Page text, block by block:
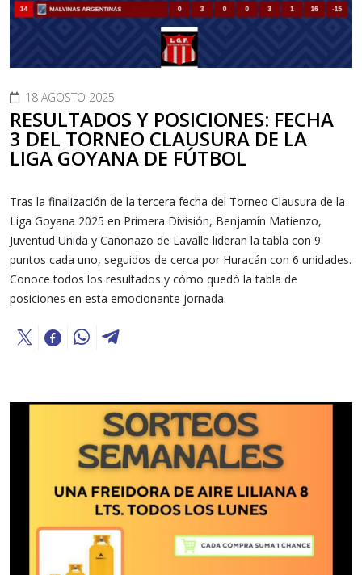
18 AGOSTO 2025
RESULTADOS Y POSICIONES: FECHA
3 DEL TORNEO CLAUSURA DE LA
LIGA GOYANA DE FÚTBOL
Tras la finalización de la tercera fecha del Torneo Clausura de la
Liga Goyana 2025 en Primera División, Benjamín Matienzo,
Juventud Unida y Cañonazo de Lavalle lideran la tabla con 9
puntos cada uno, seguidos de cerca por Huracán con 6 unidades.
Conoce todos los resultados y cómo quedó la tabla de
posiciones en esta emocionante jornada.